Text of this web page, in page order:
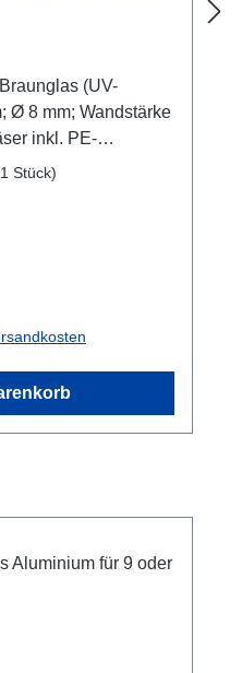
(UV-
Ø 8 mm; Wandstärke
inkl. PE-
Einfüllen möglich,
Stück)